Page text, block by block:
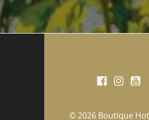
© 2026 Boutique